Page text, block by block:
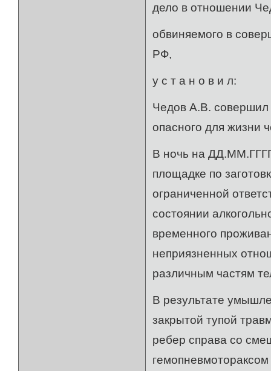
дело в отношении
обвиняемого в
РФ,
у с т а н о в и л:
Чедов А.В. совершил
опасного для жизни
В ночь на
площадке по
ограниченной
состоянии
временного
неприязненных
различным частям
В результате
закрытой тупой
ребер справа со